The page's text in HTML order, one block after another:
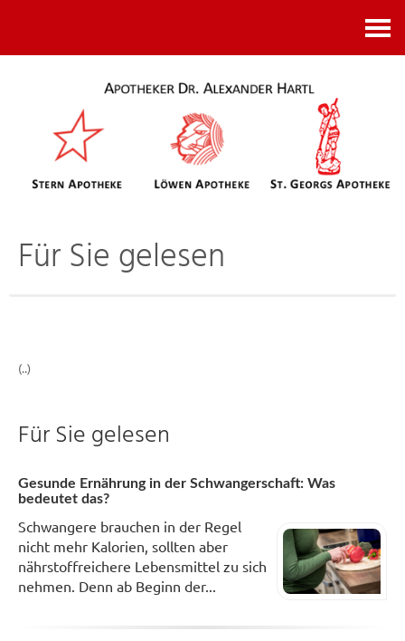
Für Sie gelesen
(..)
Für Sie gelesen
Gesunde Ernährung in der Schwangerschaft: Was
bedeutet das?
Schwangere brauchen in der Regel
nicht mehr Kalorien, sollten aber
nährstoffreichere Lebensmittel zu sich
nehmen. Denn ab Beginn der...